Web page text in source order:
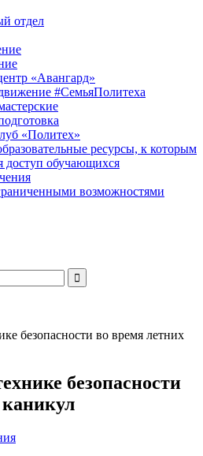
отдел
«Авангард»
#СемьяПолитеха
«Политех»
ресурсы, к которым
доступ обучающихся
возможностями
безопасности во время летних
безопасности